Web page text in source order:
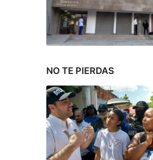
NO TE PIERDAS